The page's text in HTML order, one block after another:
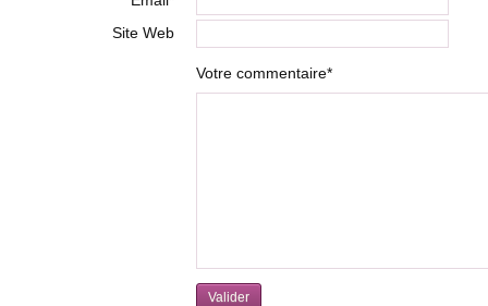
Site Web
Votre commentaire*